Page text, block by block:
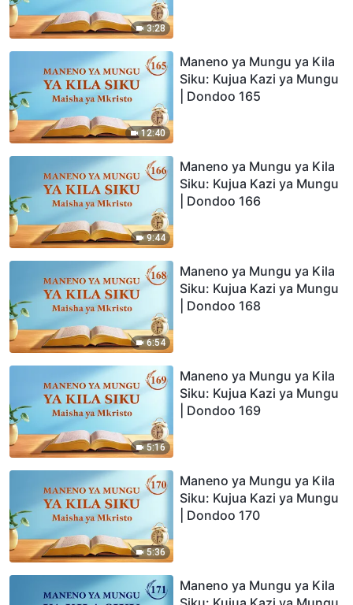
3:28
12:40
Maneno ya Mungu ya Kila
Siku: Kujua Kazi ya Mungu
| Dondoo 165
9:44
Maneno ya Mungu ya Kila
Siku: Kujua Kazi ya Mungu
| Dondoo 166
6:54
Maneno ya Mungu ya Kila
Siku: Kujua Kazi ya Mungu
| Dondoo 168
5:16
Maneno ya Mungu ya Kila
Siku: Kujua Kazi ya Mungu
| Dondoo 169
5:36
Maneno ya Mungu ya Kila
Siku: Kujua Kazi ya Mungu
| Dondoo 170
Maneno ya Mungu ya Kila